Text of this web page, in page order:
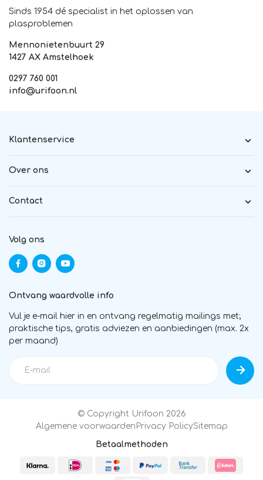
Sinds 1954 dé specialist in het oplossen van
plasproblemen
Mennonietenbuurt 29
1427 AX Amstelhoek
0297 760 001
info@urifoon.nl
Klantenservice
Over ons
Contact
Volg ons
Ontvang waardvolle info
Vul je e-mail hier in en ontvang regelmatig mailings met;
praktische tips, gratis adviezen en aanbiedingen (max. 2x
per maand)
© Copyright Urifoon 2026
Algemene voorwaarden Privacy PolicySitemap
Betaalmethoden